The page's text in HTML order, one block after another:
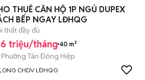
THUÊ CĂN HỘ 1P NGỦ DUPEX
BẾP NGAY LĐHQG
thất đầy đủ
triệu/tháng 40 m²
Phường Tân Đông Hiệp
CHDV LĐHQG